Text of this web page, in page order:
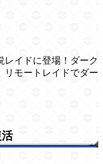
レイドに登場！ダーク
リモートレイドでダー